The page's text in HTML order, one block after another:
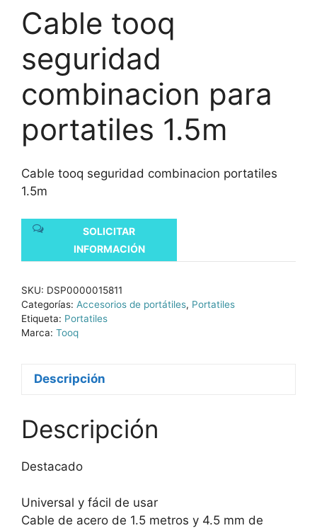
Cable tooq
seguridad
combinacion para
portatiles 1.5m
Cable tooq seguridad combinacion portatiles
1.5m
SOLICITAR
INFORMACIÓN
SKU: DSP0000015811
Categorías: Accesorios de portátiles, Portatiles
Etiqueta: Portatiles
Marca: Tooq
Descripción
Descripción
Destacado
Universal y fácil de usar
Cable de acero de 1.5 metros y 4.5 mm de